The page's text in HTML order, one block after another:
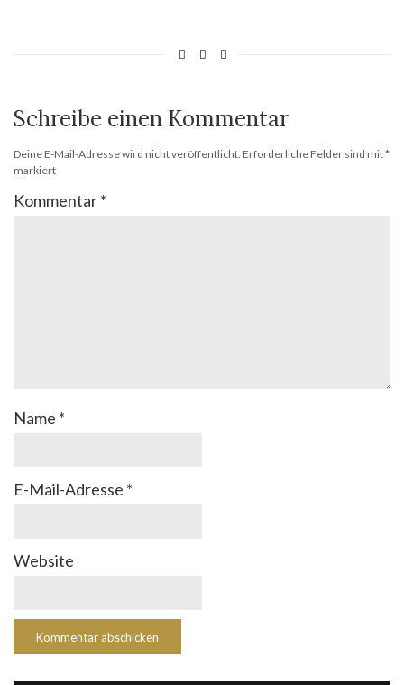
Schreibe einen Kommentar
Deine E-Mail-Adresse wird nicht veröffentlicht. Erforderliche Felder sind mit*
markiert
Kommentar*
Name *
E-Mail-Adresse *
Website